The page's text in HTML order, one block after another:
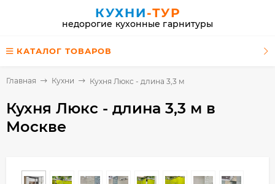
КУХНИ-ТУР
недорогие кухонные гарнитуры
КАТАЛОГ ТОВАРОВ
Главная Кухни Кухня Люкс - длина 3,3 м
Кухня Люкс - длина 3,3 м в
Москве